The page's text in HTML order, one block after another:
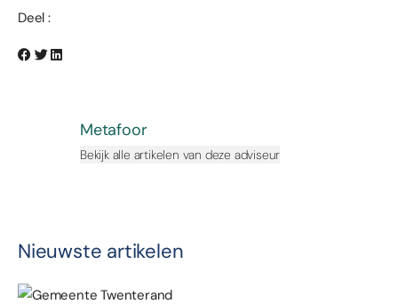
Deel :
Metafoor
Bekijk alle artikelen van deze adviseur
Nieuwste artikelen